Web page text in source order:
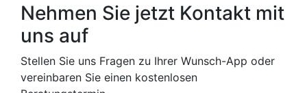
Nehmen Sie jetzt Kontakt mit
uns auf
Stellen Sie uns Fragen zu Ihrer Wunsch-App oder
vereinbaren Sie einen kostenlosen